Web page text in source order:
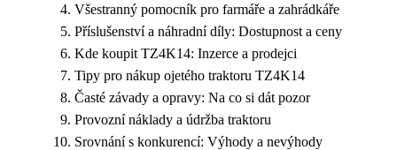
Všestranný pomocník pro farmáře a zahrádkáře
Příslušenství a náhradní díly: Dostupnost a ceny
Kde koupit TZ4K14: Inzerce a prodejci
Tipy pro nákup ojetého traktoru TZ4K14
Časté závady a opravy: Na co si dát pozor
Provozní náklady a údržba traktoru
Srovnání s konkurencí: Výhody a nevýhody